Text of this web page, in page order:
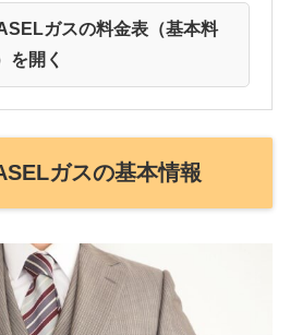
ガスの料金表（基本料
を開く
ガスの基本情報